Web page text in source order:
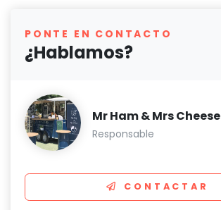
PONTE EN CONTACTO
¿Hablamos?
Mr Ham & Mrs Cheese
Responsable
CONTACTAR